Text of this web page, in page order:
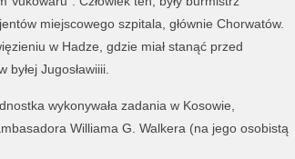
miejscowego szpitala, głównie Chorwatów.
w Hadze, gdzie miał stanąć przed
Jugosławiiii.
wykonywała zadania w Kosowie,
Williama G. Walkera (na jego osobistą